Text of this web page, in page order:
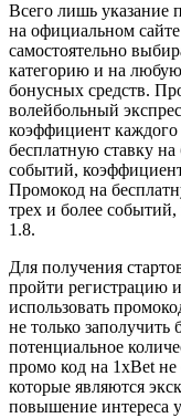
Всего лишь указание
на официальном
самостоятельно
категорию и на
бонусных средств.
волейбольный
коэффициент
бесплатную ставку на
событий,
Промокод на
трех и более
1.8.
Для получения
пройти регистрацию
использовать
не только заполучить
потенциальное
промо код на 1xBet не
которые являются
повышение интереса